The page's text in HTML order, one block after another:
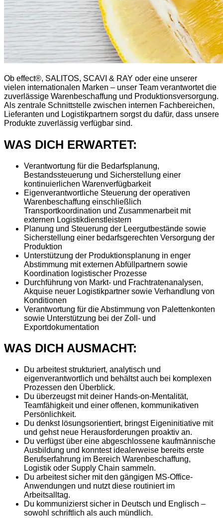
Ob effect®, SALITOS, SCAVI & RAY oder eine unserer
vielen internationalen Marken – unser Team verantwortet die
zuverlässige Warenbeschaffung und Produktionsversorgung.
Als zentrale Schnittstelle zwischen internen Fachbereichen,
Lieferanten und Logistikpartnern sorgst du dafür, dass unsere
Produkte zuverlässig verfügbar sind.
WAS DICH ERWARTET:
Verantwortung für die Bedarfsplanung,
Bestandssteuerung und Sicherstellung einer
kontinuierlichen Warenverfügbarkeit
Eigenverantwortliche Steuerung der operativen
Warenbeschaffung einschließlich
Transportkoordination und Zusammenarbeit mit
externen Logistikdienstleistern
Planung und Steuerung der Leergutbestände sowie
Sicherstellung einer bedarfsgerechten Versorgung der
Produktion
Unterstützung der Produktionsplanung in enger
Abstimmung mit externen Abfüllpartnern sowie
Koordination logistischer Prozesse
Durchführung von Markt- und Frachtratenanalysen,
Akquise neuer Logistikpartner sowie Verhandlung von
Konditionen
Verantwortung für die Abstimmung von Palettenkonten
sowie Unterstützung bei der Zoll- und
Exportdokumentation
WAS DICH AUSMACHT:
Du arbeitest strukturiert, analytisch und
eigenverantwortlich und behältst auch bei komplexen
Prozessen den Überblick.
Du überzeugst mit deiner Hands-on-Mentalität,
Teamfähigkeit und einer offenen, kommunikativen
Persönlichkeit.
Du denkst lösungsorientiert, bringst Eigeninitiative mit
und gehst neue Herausforderungen proaktiv an.
Du verfügst über eine abgeschlossene kaufmännische
Ausbildung und konntest idealerweise bereits erste
Berufserfahrung im Bereich Warenbeschaffung,
Logistik oder Supply Chain sammeln.
Du arbeitest sicher mit den gängigen MS-Office-
Anwendungen und nutzt diese routiniert im
Arbeitsalltag.
Du kommunizierst sicher in Deutsch und Englisch –
sowohl schriftlich als auch mündlich.